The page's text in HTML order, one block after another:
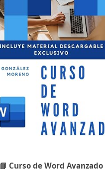
📘 Curso de Word Avanzado